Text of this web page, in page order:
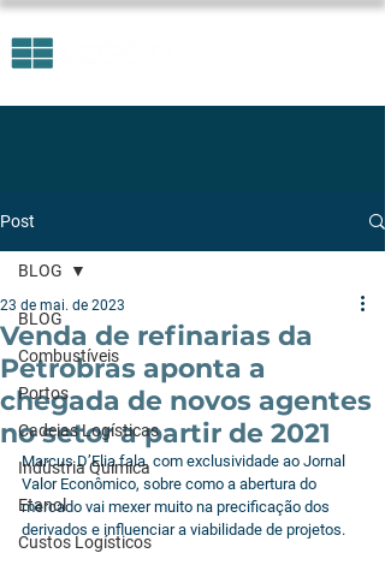
Post
BLOG
Combustíveis
Portos
Cadeias Logísticas
Indústria Química
Etanol
Custos Logísticos
BLOG
Venda de refinarias da
Petrobras aponta a
chegada de novos agentes
no setor a partir de 2021
23 de mai. de 2023
Marcus D’Elia fala, com exclusividade ao Jornal
Valor Econômico, sobre como a abertura do
mercado vai mexer muito na precificação dos
derivados e influenciar a viabilidade de projetos.